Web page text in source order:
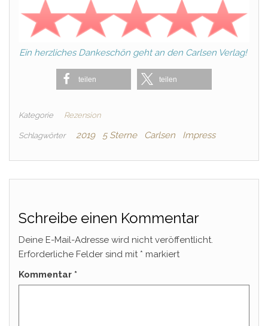
Ein herzliches Dankeschön geht an den Carlsen Verlag!
teilen teilen
Kategorie Rezension
Schlagwörter 2019 5 Sterne Carlsen Impress
Schreibe einen Kommentar
Deine E-Mail-Adresse wird nicht veröffentlicht.
Erforderliche Felder sind mit * markiert
Kommentar *